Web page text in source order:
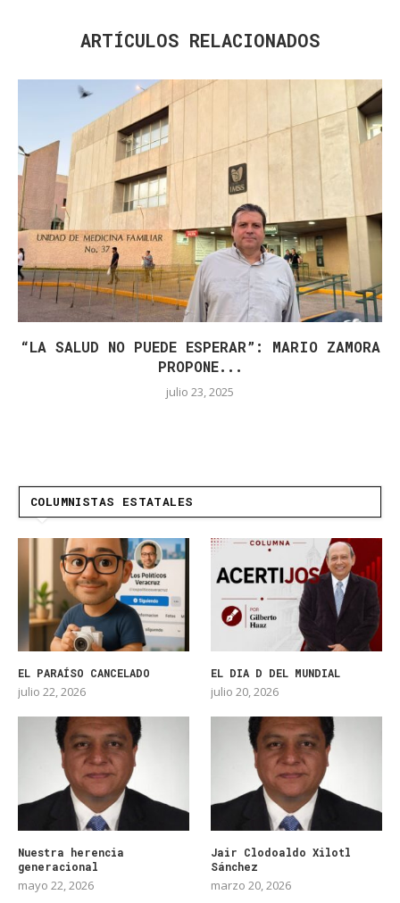
ARTÍCULOS RELACIONADOS
“LA SALUD NO PUEDE ESPERAR”: MARIO ZAMORA
PROPONE...
julio 23, 2025
COLUMNISTAS ESTATALES
EL PARAÍSO CANCELADO
julio 22, 2026
EL DIA D DEL MUNDIAL
julio 20, 2026
Nuestra herencia
generacional
mayo 22, 2026
Jair Clodoaldo Xilotl
Sánchez
marzo 20, 2026